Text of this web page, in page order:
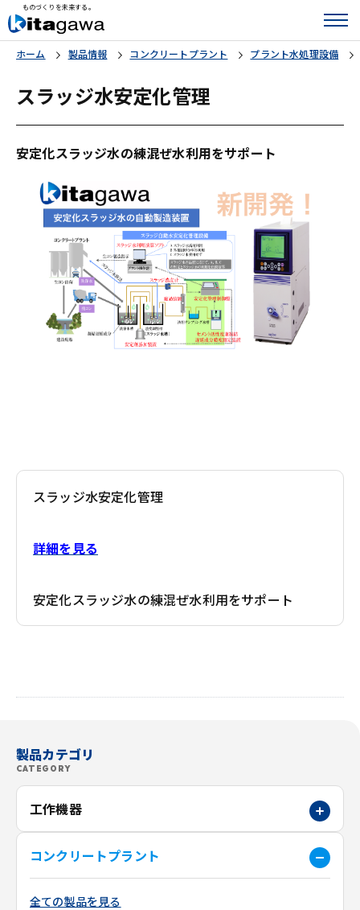
ものづくりを未来する。
ホーム 製品情報 コンクリートプラント プラント水処理設備
製品カテゴリ
CATEGORY
工作機器
コンクリートプラント
全ての製品を見る
スラッジ水安定化管理
安定化スラッジ水の練混ぜ水利用をサポート
スラッジ水安定化管理
詳細を見る
安定化スラッジ水の練混ぜ水利用をサポート